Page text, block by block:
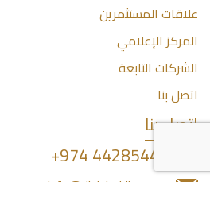
علاقات المستثمرين
المركز الإعلامي
الشركات التابعة
اتصل بنا
اتصل بنا
info@dlalaholding.com